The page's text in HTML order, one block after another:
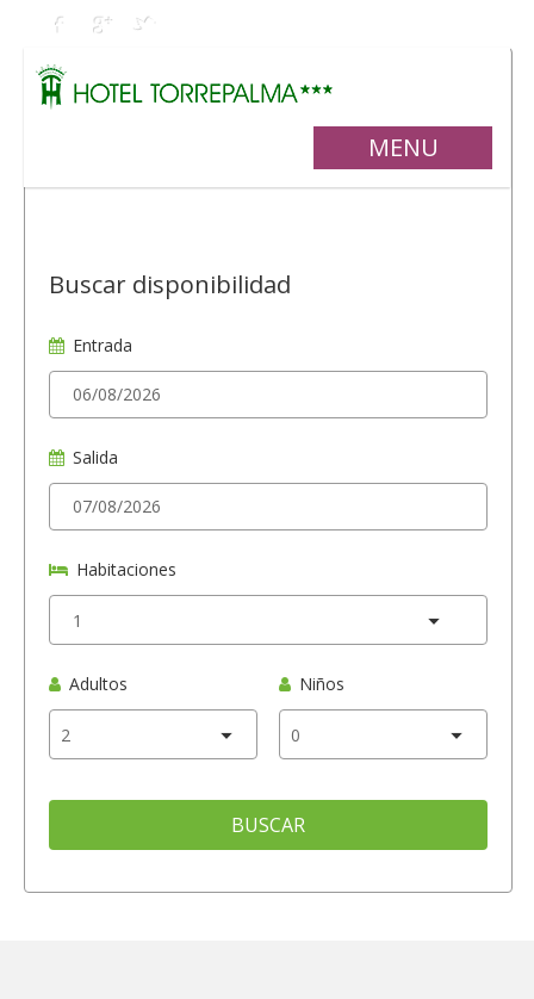
MENU
Buscar disponibilidad
Entrada
Salida
Habitaciones
Adultos Niños
BUSCAR